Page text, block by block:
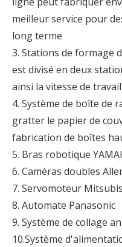
meilleur service pour
long terme
3. Stations de formage
est divisé en deux
ainsi la vitesse de
4. Système de boîte de
gratter le papier de
fabrication de boîtes
5. Bras robotique
6. Caméras doubles
7. Servomoteur
8. Automate Panasonic
9. Système de collage
10.Système